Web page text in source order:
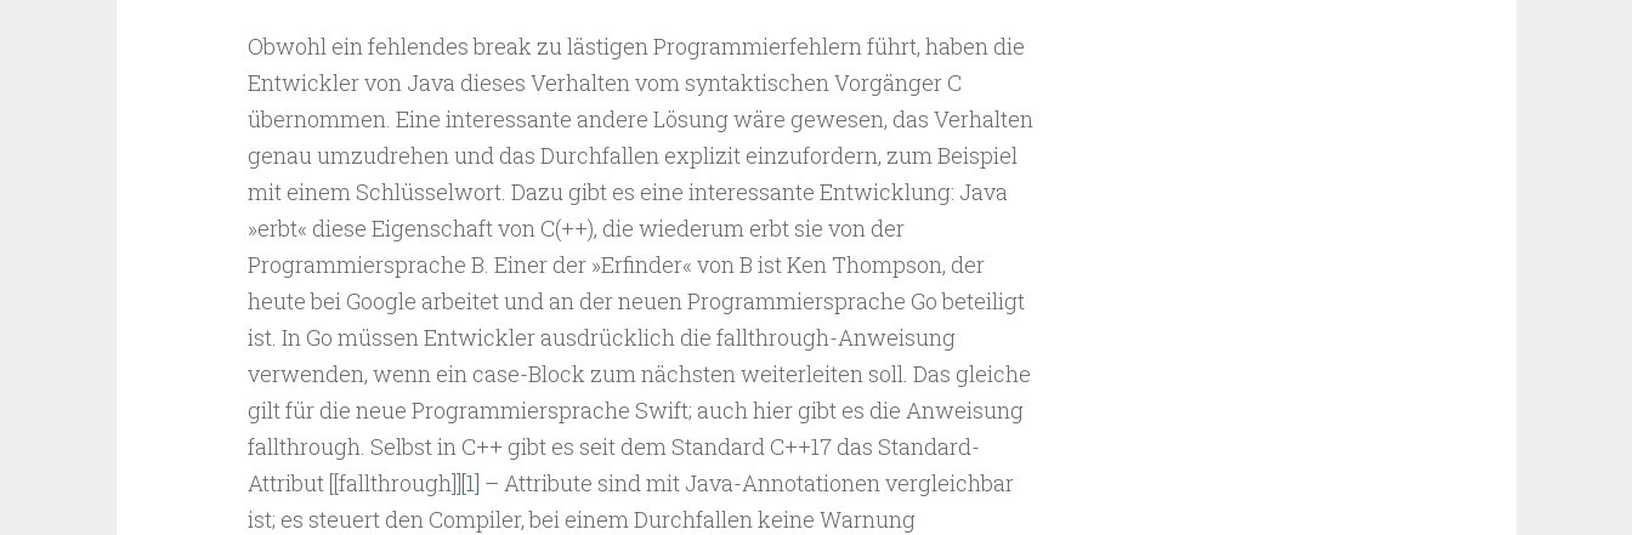
Obwohl ein fehlendes break zu lästigen Programmierfehlern führt, haben die
Entwickler von Java dieses Verhalten vom syntaktischen Vorgänger C
übernommen. Eine interessante andere Lösung wäre gewesen, das Verhalten
genau umzudrehen und das Durchfallen explizit einzufordern, zum Beispiel
mit einem Schlüsselwort. Dazu gibt es eine interessante Entwicklung: Java
»erbt« diese Eigenschaft von C(++), die wiederum erbt sie von der
Programmiersprache B. Einer der »Erfinder« von B ist Ken Thompson, der
heute bei Google arbeitet und an der neuen Programmiersprache Go beteiligt
ist. In Go müssen Entwickler ausdrücklich die fallthrough-Anweisung
verwenden, wenn ein case-Block zum nächsten weiterleiten soll. Das gleiche
gilt für die neue Programmiersprache Swift; auch hier gibt es die Anweisung
fallthrough. Selbst in C++ gibt es seit dem Standard C++17 das Standard-
Attribut [[fallthrough]][1] – Attribute sind mit Java-Annotationen vergleichbar
ist; es steuert den Compiler, bei einem Durchfallen keine Warnung